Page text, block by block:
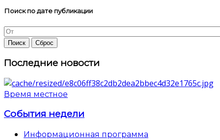
Поиск по дате публикации
Последние новости
Время местное
События недели
Информационная программа